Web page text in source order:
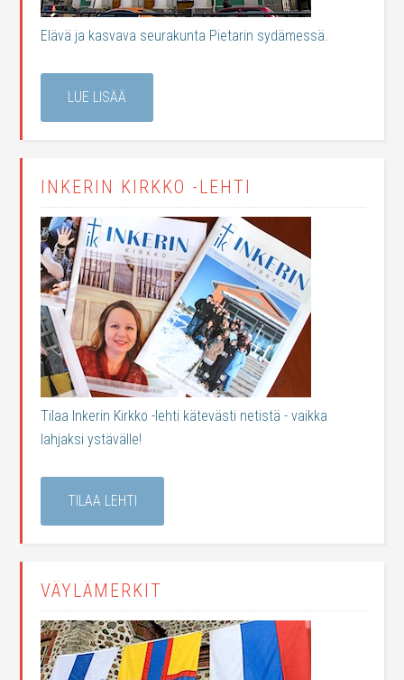
Elävä ja kasvava seurakunta Pietarin sydämessä.
LUE LISÄÄ
INKERIN KIRKKO -LEHTI
Tilaa Inkerin Kirkko -lehti kätevästi netistä - vaikka
lahjaksi ystävälle!
TILAA LEHTI
VÄYLÄMERKIT